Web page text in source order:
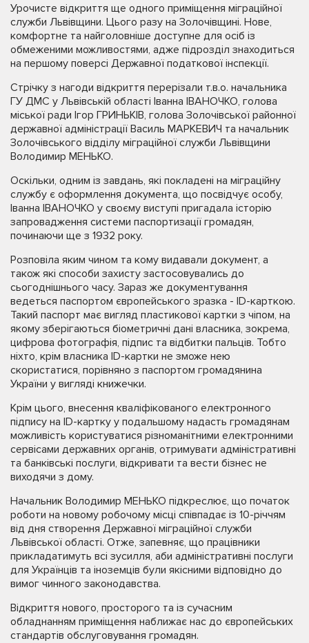
Урочисте відкриття ще одного приміщення міграційної
служби Львівщини. Цього разу на Золочівщині. Нове,
комфортне та найголовніше доступне для осіб із
обмеженими можливостями, адже підрозділ знаходиться
на першому поверсі Державної податкової інспекції.
Стрічку з нагоди відкриття перерізали т.в.о. начальника
ГУ ДМС у Львівській області Іванна ІВАНОЧКО, голова
міської ради Ігор ГРИНЬКІВ, голова Золочівської районної
державної адміністрації Василь МАРКЕВИЧ та начальник
Золочівського відділу міграційної служби Львівщини
Володимир МЕНЬКО.
Оскільки, одним із завдань, які покладені на міграційну
службу є оформлення документа, що посвідчує особу,
Іванна ІВАНОЧКО у своєму виступі пригадала історію
запровадження системи паспортизації громадян,
починаючи ще з 1932 року.
Розповіла яким чином та кому видавали документ, а
також які способи захисту застосовувались до
сьогоднішнього часу. Зараз же документування
ведеться паспортом європейського зразка - ID-карткою.
Такий паспорт має вигляд пластикової картки з чіпом, на
якому зберігаються біометричні дані власника, зокрема,
цифрова фотографія, підпис та відбитки пальців. Тобто
ніхто, крім власника ID-картки не зможе нею
скористатися, порівняно з паспортом громадянина
України у вигляді книжечки.
Крім цього, внесення кваліфікованого електронного
підпису на ID-картку у подальшому надасть громадянам
можливість користуватися різноманітними електронними
сервісами державних органів, отримувати адміністративні
та банківські послуги, відкривати та вести бізнес не
виходячи з дому.
Начальник Володимир МЕНЬКО підкреслює, що початок
роботи на новому робочому місці співпадає із 10-річчям
від дня створення Державної міграційної служби
Львівської області. Отже, запевняє, що працівники
прикладатимуть всі зусилля, аби адміністративні послуги
для Українців та іноземців були якісними відповідно до
вимог чинного законодавства.
Відкриття нового, просторого та із сучасним
обладнанням приміщення наближає нас до європейських
стандартів обслуговування громадян.